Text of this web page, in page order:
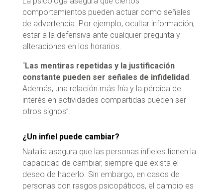
comportamientos pueden actuar como señales
de advertencia. Por ejemplo, ocultar información,
estar a la defensiva ante cualquier pregunta y
alteraciones en los horarios.
“Las mentiras repetidas y la justificación
constante pueden ser señales de infidelidad.
Además, una relación más fría y la pérdida de
interés en actividades compartidas pueden ser
otros signos”.
¿Un infiel puede cambiar?
Natalia asegura que las personas infieles tienen la
capacidad de cambiar, siempre que exista el
deseo de hacerlo. Sin embargo, en casos de
personas con rasgos psicopáticos, el cambio es